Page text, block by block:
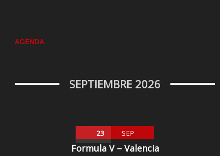
AGENDA
SEPTIEMBRE 2026
23 SEP
Formula V – Valencia